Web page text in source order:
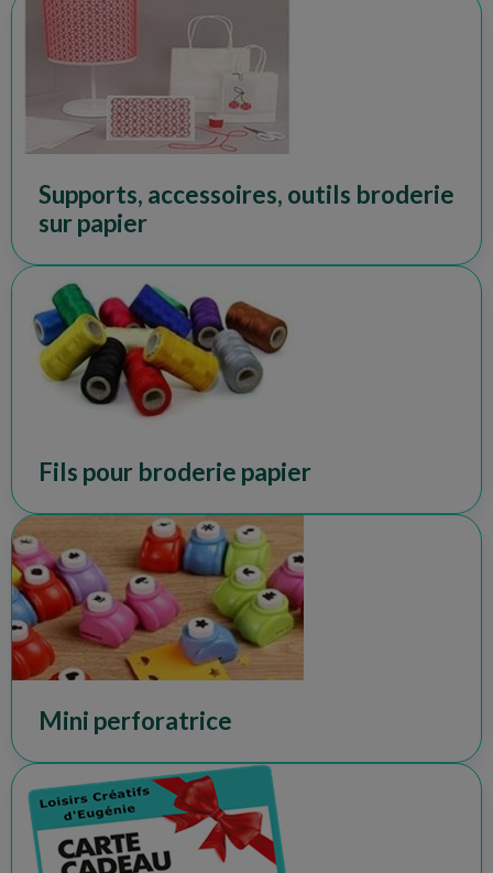
Supports, accessoires, outils broderie
sur papier
Fils pour broderie papier
Mini perforatrice